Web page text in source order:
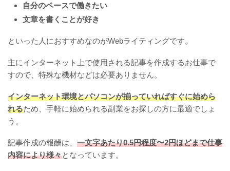
自分のペースで働きたい
文章を書くことが好き
といった人におすすめなのがWebライティングです。
主にインターネット上で使用される記事を作成するお仕事で
すので、特殊な機材などは必要ありません。
インターネット環境とパソコンが揃っていればすぐに始めら
れるため、手軽に始められる副業をお探しの方に最適でしょ
う。
記事作成の報酬は、 一文字あたり0.5円程度〜2円ほどまで仕事
内容により様々となっています。